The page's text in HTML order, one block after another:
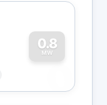
0.8
MW
0